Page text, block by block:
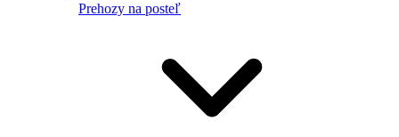
Prehozy na posteľ